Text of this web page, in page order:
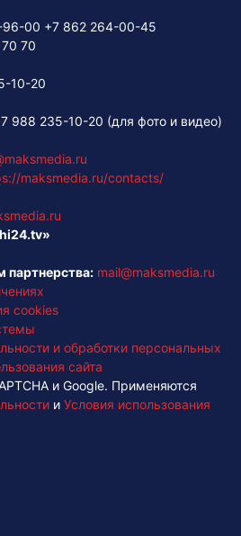
96-00 +7 862 264-00-45
70
10-20
988 235-10-20 (для фото и видео)
maksmedia.ru/contacts/
партнерства: mail@maksmedia.ru
cookies
и обработки персональных
сайта
и Google. Применяются
и Условия использования